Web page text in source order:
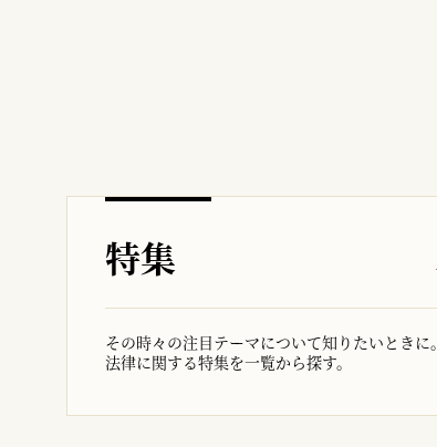
特集
その時々の注目テーマについて知りたいときに。
法律に関する特集を一覧から探す。